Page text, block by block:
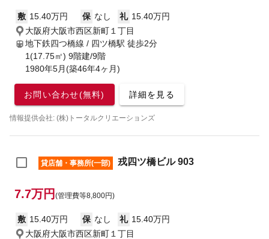
敷 15.40万円 保 なし 礼 15.40万円
大阪府大阪市西区新町１丁目
地下鉄四つ橋線 / 四ツ橋駅 徒歩2分
1(17.75㎡) 9階建/9階
1980年5月(築46年4ヶ月)
お問い合わせ(無料) 詳細を見る
情報提供会社: (株)トータルクリエーションズ
貸店舗・事務所(一部) 戎四ツ橋ビル 903
7.7万円 (管理費等8,800円)
敷 15.40万円 保 なし 礼 15.40万円
大阪府大阪市西区新町１丁目